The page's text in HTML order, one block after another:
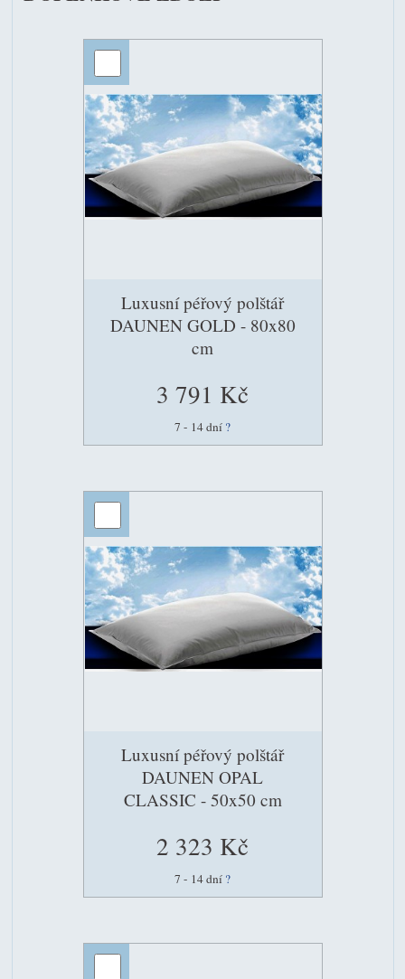
Luxusní péřový polštář
DAUNEN GOLD - 80x80
cm
3 791 Kč
7 - 14 dní ?
Luxusní péřový polštář
DAUNEN OPAL
CLASSIC - 50x50 cm
2 323 Kč
7 - 14 dní ?